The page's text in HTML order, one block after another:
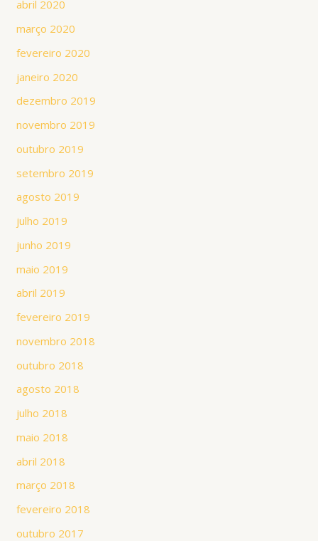
abril 2020
março 2020
fevereiro 2020
janeiro 2020
dezembro 2019
novembro 2019
outubro 2019
setembro 2019
agosto 2019
julho 2019
junho 2019
maio 2019
abril 2019
fevereiro 2019
novembro 2018
outubro 2018
agosto 2018
julho 2018
maio 2018
abril 2018
março 2018
fevereiro 2018
outubro 2017